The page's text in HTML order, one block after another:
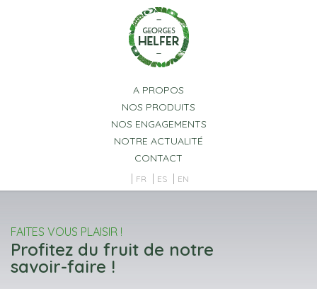
A PROPOS
NOS PRODUITS
NOS ENGAGEMENTS
NOTRE ACTUALITÉ
CONTACT
FR ES EN
FAITES VOUS PLAISIR !
Profitez du fruit de notre
savoir-faire !
Panneau de gestion des cookies